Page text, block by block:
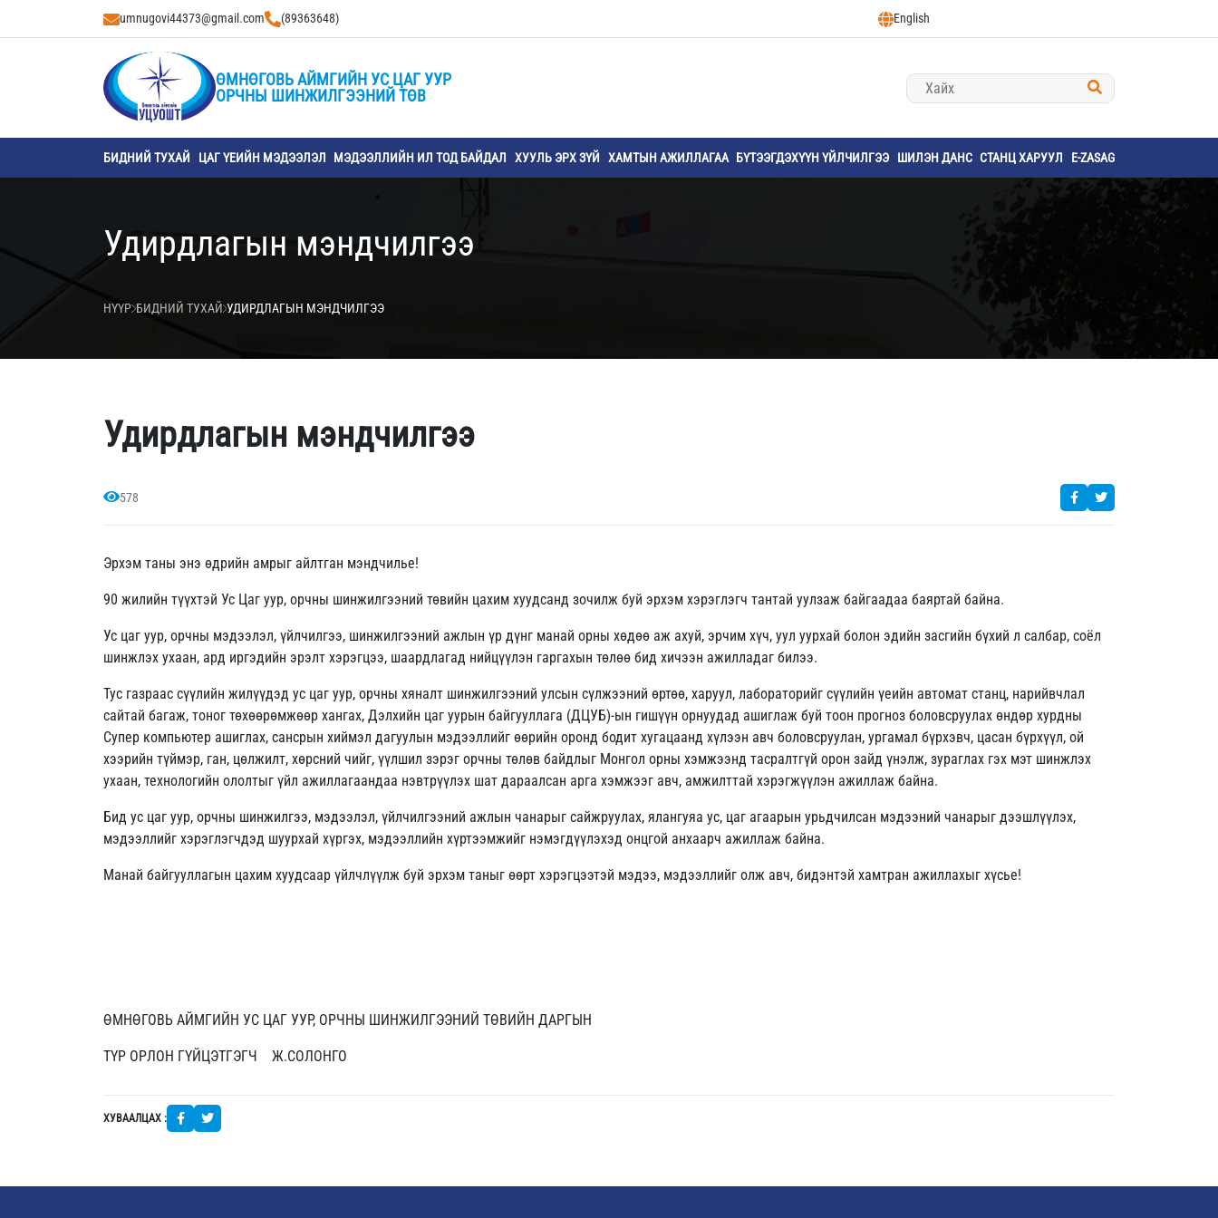
umnugovi44373@gmail.com (89363648) English
ӨМНӨГОВЬ АЙМГИЙН УС ЦАГ УУР
ОРЧНЫ ШИНЖИЛГЭЭНИЙ ТӨВ
БИДНИЙ ТУХАЙ ЦАГ ҮЕИЙН МЭДЭЭЛЭЛ МЭДЭЭЛЛИЙН ИЛ ТОД БАЙДАЛ ХУУЛЬ ЭРХ ЗҮЙ ХАМТЫН АЖИЛЛАГАА БҮТЭЭГДЭХҮҮН ҮЙЛЧИЛГЭЭ ШИЛЭН ДАНС СТАНЦ ХАРУУЛ E-ZASAG
Удирдлагын мэндчилгээ
НҮҮР БИДНИЙ ТУХАЙ УДИРДЛАГЫН МЭНДЧИЛГЭЭ
Удирдлагын мэндчилгээ
578
Эрхэм таны энэ өдрийн амрыг айлтган мэндчилье!
90 жилийн түүхтэй Ус Цаг уур, орчны шинжилгээний төвийн цахим хуудсанд зочилж буй эрхэм хэрэглэгч тантай уулзаж байгаадаа баяртай байна.
Ус цаг уур, орчны мэдээлэл, үйлчилгээ, шинжилгээний ажлын үр дүнг манай орны хөдөө аж ахуй, эрчим хүч, уул уурхай болон эдийн засгийн бүхий л салбар, соёл
шинжлэх ухаан, ард иргэдийн эрэлт хэрэгцээ, шаардлагад нийцүүлэн гаргахын төлөө бид хичээн ажилладаг билээ.
Тус газраас сүүлийн жилүүдэд ус цаг уур, орчны хяналт шинжилгээний улсын сүлжээний өртөө, харуул, лабораторийг сүүлийн үеийн автомат станц, нарийвчлал
сайтай багаж, тоног төхөөрөмжөөр хангах, Дэлхийн цаг уурын байгууллага (ДЦУБ)-ын гишүүн орнуудад ашиглаж буй тоон прогноз боловсруулах өндөр хурдны
Супер компьютер ашиглах, сансрын хиймэл дагуулын мэдээллийг өөрийн оронд бодит хугацаанд хүлээн авч боловсруулан, ургамал бүрхэвч, цасан бүрхүүл, ой
хээрийн түймэр, ган, цөлжилт, хөрсний чийг, үүлшил зэрэг орчны төлөв байдлыг Монгол орны хэмжээнд тасралтгүй орон зайд үнэлж, зураглах гэх мэт шинжлэх
ухаан, технологийн ололтыг үйл ажиллагаандаа нэвтрүүлэх шат дараалсан арга хэмжээг авч, амжилттай хэрэгжүүлэн ажиллаж байна.
Бид ус цаг уур, орчны шинжилгээ, мэдээлэл, үйлчилгээний ажлын чанарыг сайжруулах, ялангуяа ус, цаг агаарын урьдчилсан мэдээний чанарыг дээшлүүлэх,
мэдээллийг хэрэглэгчдэд шуурхай хүргэх, мэдээллийн хүртээмжийг нэмэгдүүлэхэд онцгой анхаарч ажиллаж байна.
Манай байгууллагын цахим хуудсаар үйлчлүүлж буй эрхэм таныг өөрт хэрэгцээтэй мэдээ, мэдээллийг олж авч, бидэнтэй хамтран ажиллахыг хүсье!
ӨМНӨГОВЬ АЙМГИЙН УС ЦАГ УУР, ОРЧНЫ ШИНЖИЛГЭЭНИЙ ТӨВИЙН ДАРГЫН
ТҮР ОРЛОН ГҮЙЦЭТГЭГЧ Ж.СОЛОНГО
ХУВААЛЦАХ :